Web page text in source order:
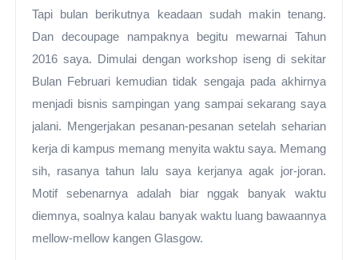
Tapi bulan berikutnya keadaan sudah makin tenang.
Dan decoupage nampaknya begitu mewarnai Tahun
2016 saya. Dimulai dengan workshop iseng di sekitar
Bulan Februari kemudian tidak sengaja pada akhirnya
menjadi bisnis sampingan yang sampai sekarang saya
jalani. Mengerjakan pesanan-pesanan setelah seharian
kerja di kampus memang menyita waktu saya. Memang
sih, rasanya tahun lalu saya kerjanya agak jor-joran.
Motif sebenarnya adalah biar nggak banyak waktu
diemnya, soalnya kalau banyak waktu luang bawaannya
mellow-mellow kangen Glasgow.